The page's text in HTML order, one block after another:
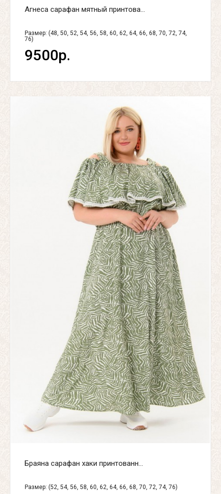
Агнеса сарафан мятный принтова...
Размер: (48, 50, 52, 54, 56, 58, 60, 62, 64, 66, 68, 70, 72, 74,
76)
9500р.
Браяна сарафан хаки принтованн...
Размер: (52, 54, 56, 58, 60, 62, 64, 66, 68, 70, 72, 74, 76)